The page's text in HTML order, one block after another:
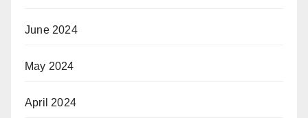
June 2024
May 2024
April 2024